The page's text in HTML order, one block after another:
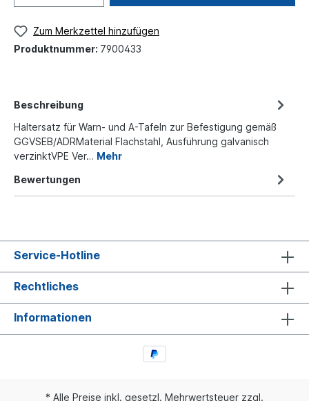
Zum Merkzettel hinzufügen
Produktnummer: 7900433
Beschreibung
Haltersatz für Warn- und A-Tafeln zur Befestigung gemäß
GGVSEB/ADRMaterial Flachstahl, Ausführung galvanisch
verzinktVPE Ver… Mehr
Bewertungen
Service-Hotline
Rechtliches
Informationen
* Alle Preise inkl. gesetzl. Mehrwertsteuer zzgl.